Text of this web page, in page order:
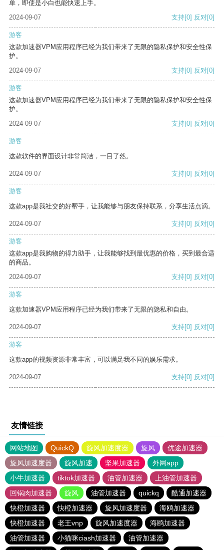
单，即使是小白也能快速上手。
2024-09-07
支持[0] 反对[0]
游客
这款加速器VPM应用程序已经为我们带来了无限的隐私保护和安全性保
护。
2024-09-07
支持[0] 反对[0]
游客
这款加速器VPM应用程序已经为我们带来了无限的隐私保护和安全性保
护。
2024-09-07
支持[0] 反对[0]
游客
这款软件的界面设计非常简洁，一目了然。
2024-09-07 支持[0] 反对[0]
游客
这款app是我社交的好帮手，让我能够与朋友保持联系，分享生活点滴。
2024-09-07 支持[0] 反对[0]
游客
这款app是我购物的得力助手，让我能够找到最优惠的价格，买到最合适
的商品。
2024-09-07
支持[0] 反对[0]
游客
这款加速器VPM应用程序已经为我们带来了无限的隐私和自由。
2024-09-07 支持[0] 反对[0]
游客
这款app的视频资源非常丰富，可以满足我不同的娱乐需求。
2024-09-07 支持[0] 反对[0]
友情链接
网站地图 QuickQ 旋风加速度器 旋风
优途加速器
旋风加速度器
旋风加速 坚果加速器
外网app
小牛加速器
tiktok加速器 油管加速器
上油管加速器
回锅肉加速器
旋风 油管加速器 quickq
酷通加速器
快橙加速器
快橙加速器 旋风加速度器
海鸥加速器
快橙加速器
老王vnp 旋风加速度器
海鸥加速器
油管加速器
小猫咪ciash加速器
油管加速器